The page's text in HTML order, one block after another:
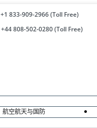
+1 833-909-2966 (Toll Free)
+44 808-502-0280 (Toll Free)
航空航天与国防